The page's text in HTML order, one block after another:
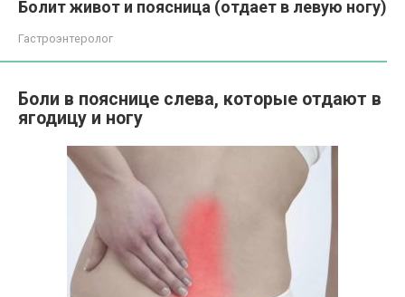
Болит живот и поясница (отдает в левую ногу)
Гастроэнтеролог
Боли в пояснице слева, которые отдают в
ягодицу и ногу